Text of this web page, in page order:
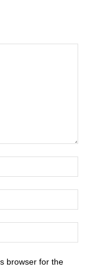
browser for the